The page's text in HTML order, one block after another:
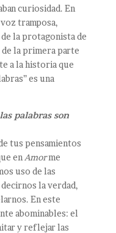
curiosidad. En
tramposa,
la protagonista de
la primera parte
a la historia que
es una
palabras son
tus pensamientos
en Amorme
uso de las
la verdad,
En este
abominables: el
y reflejar las